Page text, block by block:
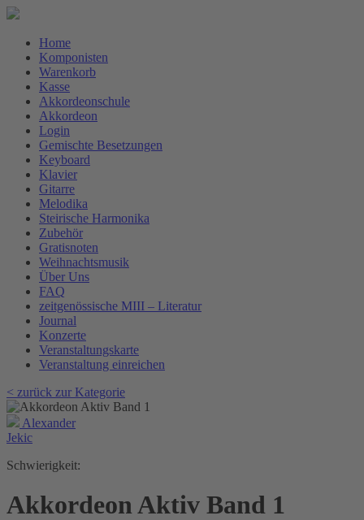
Home
Komponisten
Warenkorb
Kasse
Akkordeonschule
Akkordeon
Login
Gemischte Besetzungen
Keyboard
Klavier
Gitarre
Melodika
Steirische Harmonika
Zubehör
Gratisnoten
Weihnachtsmusik
Über Uns
FAQ
zeitgenössische MIII – Literatur
Journal
Konzerte
Veranstaltungskarte
Veranstaltung einreichen
< zurück zur Kategorie
Alexander
Jekic
Schwierigkeit:
Akkordeon Aktiv Band 1